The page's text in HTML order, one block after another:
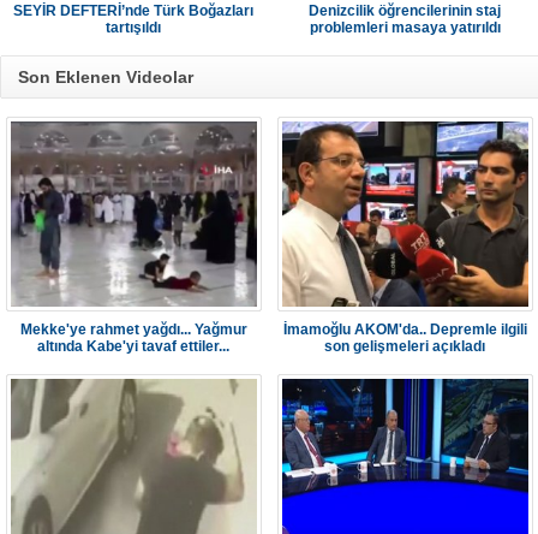
SEYİR DEFTERİ’nde Türk Boğazları
tartışıldı
Denizcilik öğrencilerinin staj
problemleri masaya yatırıldı
Son Eklenen Videolar
Mekke'ye rahmet yağdı... Yağmur
altında Kabe'yi tavaf ettiler...
İmamoğlu AKOM'da.. Depremle ilgili
son gelişmeleri açıkladı